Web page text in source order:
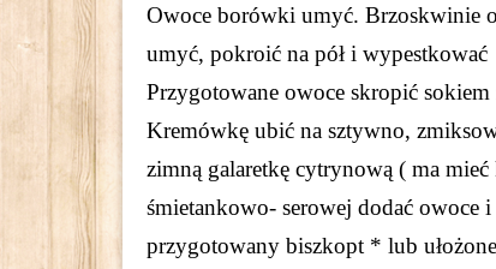
Owoce borówki umyć. Brzoskwinie
umyć, pokroić na pół i wypestkować
Przygotowane owoce skropić
Kremówkę ubić na sztywno,
zimną galaretkę cytrynową ( ma
śmietankowo- serowej dodać owoce
przygotowany biszkopt * lub